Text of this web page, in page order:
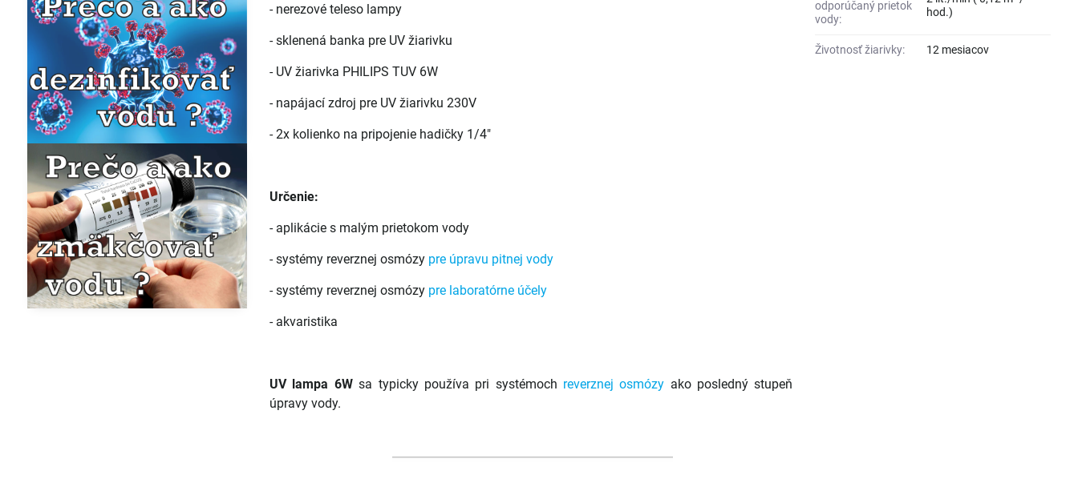
- nerezové teleso lampy
- sklenená banka pre UV žiarivku
- UV žiarivka PHILIPS TUV 6W
- napájací zdroj pre UV žiarivku 230V
- 2x kolienko na pripojenie hadičky 1/4"
Určenie:
- aplikácie s malým prietokom vody
- systémy reverznej osmózy pre úpravu pitnej vody
- systémy reverznej osmózy pre laboratórne účely
- akvaristika
UV lampa 6Wsa typicky používa pri systémoch reverznej osmózy ako posledný stupeň
úpravy vody.
odporúčaný prietok
vody:
hod.)
Životnosť žiarivky: 12 mesiacov